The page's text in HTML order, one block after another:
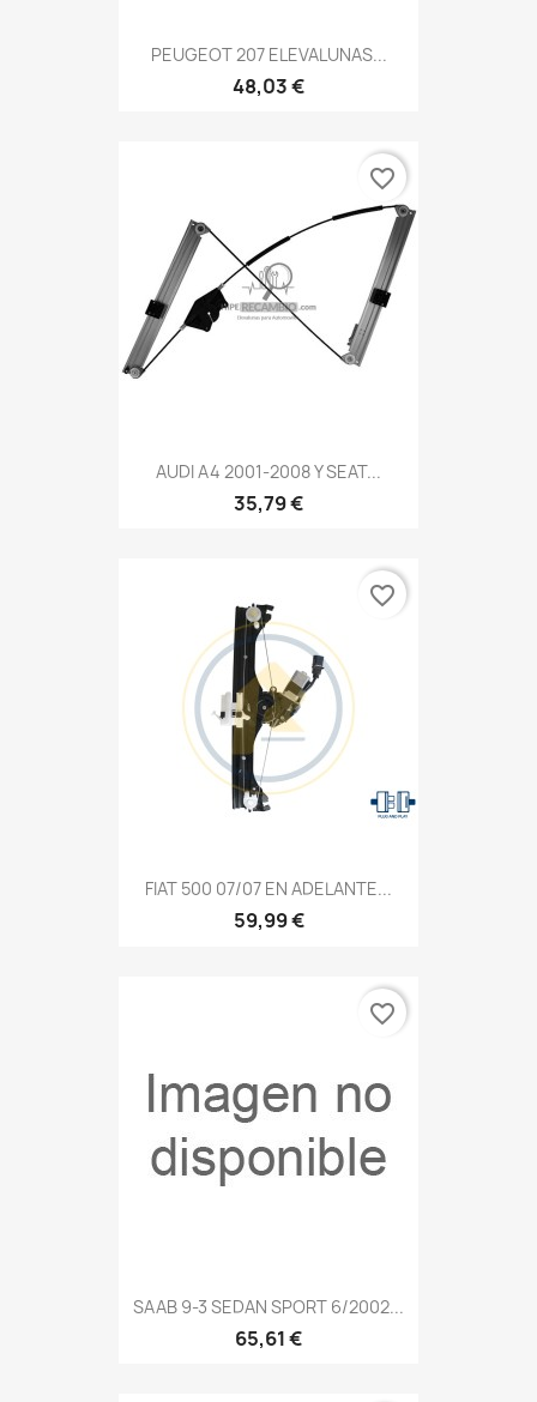
PEUGEOT 207 ELEVALUNAS...
48,03 €
AUDI A4 2001-2008 Y SEAT...
35,79 €
favorite_border
FIAT 500 07/07 EN ADELANTE...
59,99 €
favorite_border
SAAB 9-3 SEDAN SPORT 6/2002...
65,61 €
favorite_border